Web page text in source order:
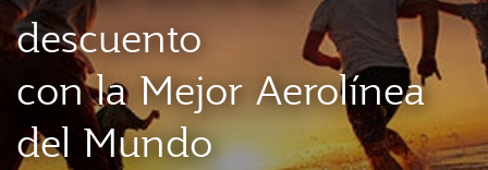
descuento
con la Mejor Aerolínea
del Mundo